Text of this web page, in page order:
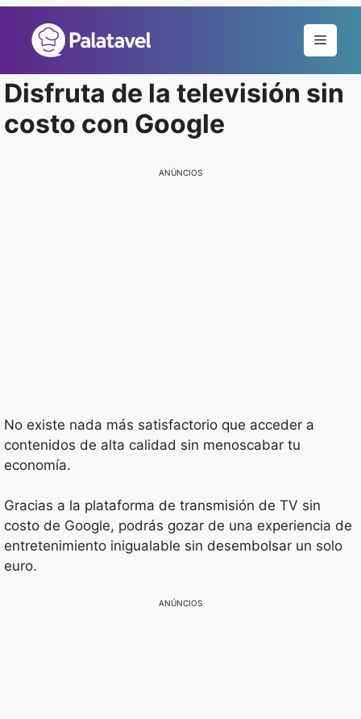
conteúdo
Menu
Disfruta de la televisión sin
costo con Google
ANÚNCIOS
No existe nada más satisfactorio que acceder a
contenidos de alta calidad sin menoscabar tu
economía.
Gracias a la plataforma de transmisión de TV sin
costo de Google, podrás gozar de una experiencia de
entretenimiento inigualable sin desembolsar un solo
euro.
ANÚNCIOS